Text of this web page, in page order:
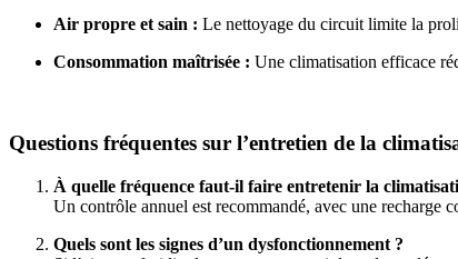
Air propre et sain : Le nettoyage du circuit limite la
Consommation maîtrisée : Une climatisation efficace
Questions fréquentes sur l’entretien de la
À quelle fréquence faut-il faire entretenir la
Un contrôle annuel est recommandé, avec une recharge
Quels sont les signes d’un dysfonctionnement ?